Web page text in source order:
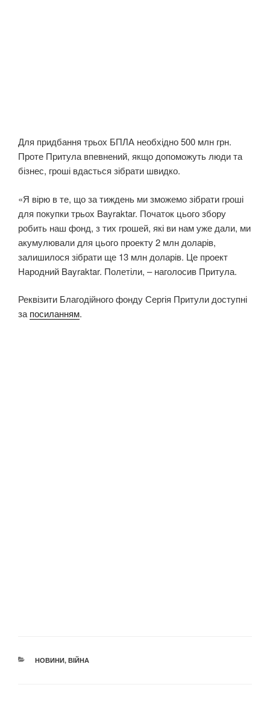
Для придбання трьох БПЛА необхідно 500 млн грн.
Проте Притула впевнений, якщо допоможуть люди та
бізнес, гроші вдасться зібрати швидко.
«Я вірю в те, що за тиждень ми зможемо зібрати гроші
для покупки трьох Bayraktar. Початок цього збору
робить наш фонд, з тих грошей, які ви нам уже дали, ми
акумулювали для цього проекту 2 млн доларів,
залишилося зібрати ще 13 млн доларів. Це проект
Народний Bayraktar. Полетіли, – наголосив Притула.
Реквізити Благодійного фонду Сергія Притули доступні
запосиланням.
КАТЕГОРІЇ
НОВИНИ, ВІЙНА